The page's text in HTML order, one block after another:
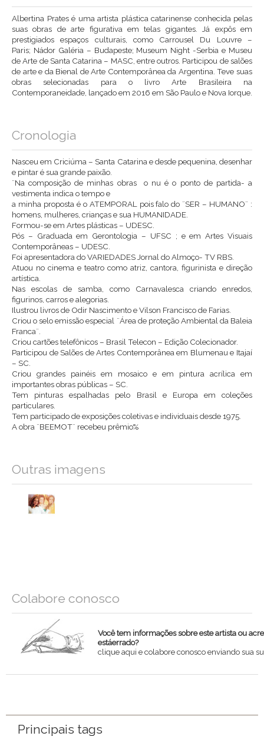
Albertina Prates é uma artista plástica catarinense conhecida pelas
suas obras de arte figurativa em telas gigantes. Já expôs em
prestigiados espaços culturais, como Carrousel Du Louvre –
Paris; Nádor Galéria – Budapeste; Museum Night -Serbia e Museu
de Arte de Santa Catarina – MASC, entre outros. Participou de salões
de arte e da Bienal de Arte Contemporânea da Argentina. Teve suas
obras selecionadas para o livro Arte Brasileira na
Contemporaneidade, lançado em 2016 em São Paulo e Nova Iorque.
Cronologia
Nasceu em Criciúma – Santa Catarina e desde pequenina, desenhar
e pintar é sua grande paixão.
¨Na composição de minhas obras o nu é o ponto de partida- a
vestimenta indica o tempo e
a minha proposta é o ATEMPORAL pois falo do ¨SER – HUMANO¨ :
homens, mulheres, crianças e sua HUMANIDADE.
Formou-se em Artes plásticas – UDESC.
Pós – Graduada em Gerontologia – UFSC ; e em Artes Visuais
Contemporâneas – UDESC.
Foi apresentadora do VARIEDADES Jornal do Almoço- TV RBS.
Atuou no cinema e teatro como atriz, cantora, figurinista e direção
artística.
Nas escolas de samba, como Carnavalesca criando enredos,
figurinos, carros e alegorias.
Ilustrou livros de Odir Nascimento e Vilson Francisco de Farias.
Criou o selo emissão especial ¨Área de proteção Ambiental da Baleia
Franca¨.
Criou cartões telefônicos – Brasil Telecon – Edição Colecionador.
Participou de Salões de Artes Contemporânea em Blumenau e Itajaí
– SC.
Criou grandes painéis em mosaico e em pintura acrílica em
importantes obras públicas – SC.
Tem pinturas espalhadas pelo Brasil e Europa em coleções
particulares.
Tem participado de exposições coletivas e individuais desde 1975.
A obra ¨BEEMOT¨ recebeu prêmio%
Outras imagens
Colabore conosco
Você tem informações sobre este artista ou
estáerrado?
clique aqui e colabore conosco enviando sua
Principais tags